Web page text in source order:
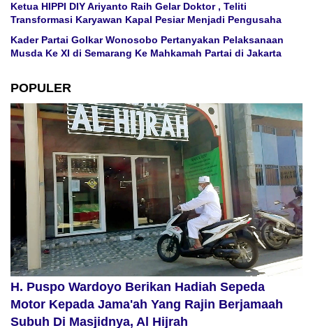
Ketua HIPPI DIY Ariyanto Raih Gelar Doktor , Teliti
Transformasi Karyawan Kapal Pesiar Menjadi Pengusaha
Kader Partai Golkar Wonosobo Pertanyakan Pelaksanaan
Musda Ke XI di Semarang Ke Mahkamah Partai di Jakarta
POPULER
H. Puspo Wardoyo Berikan Hadiah Sepeda
Motor Kepada Jama'ah Yang Rajin Berjamaah
Subuh Di Masjidnya, Al Hijrah